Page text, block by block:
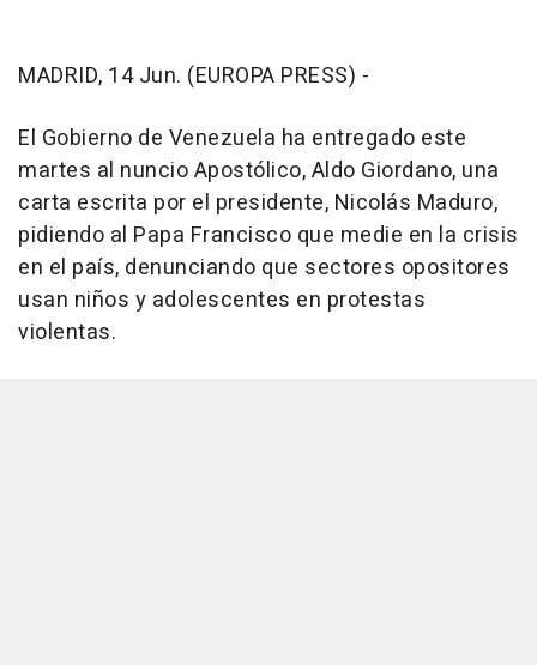
MADRID, 14 Jun. (EUROPA PRESS) -
El Gobierno de Venezuela ha entregado este
martes al nuncio Apostólico, Aldo Giordano, una
carta escrita por el presidente, Nicolás Maduro,
pidiendo al Papa Francisco que medie en la crisis
en el país, denunciando que sectores opositores
usan niños y adolescentes en protestas
violentas.